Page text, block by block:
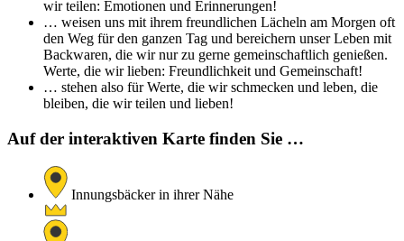
wir teilen: Emotionen und Erinnerungen!
… weisen uns mit ihrem freundlichen Lächeln am Morgen oft
den Weg für den ganzen Tag und bereichern unser Leben mit
Backwaren, die wir nur zu gerne gemeinschaftlich genießen.
Werte, die wir lieben: Freundlichkeit und Gemeinschaft!
… stehen also für Werte, die wir schmecken und leben, die
bleiben, die wir teilen und lieben!
Auf der interaktiven Karte finden Sie …
Innungsbäcker in ihrer Nähe